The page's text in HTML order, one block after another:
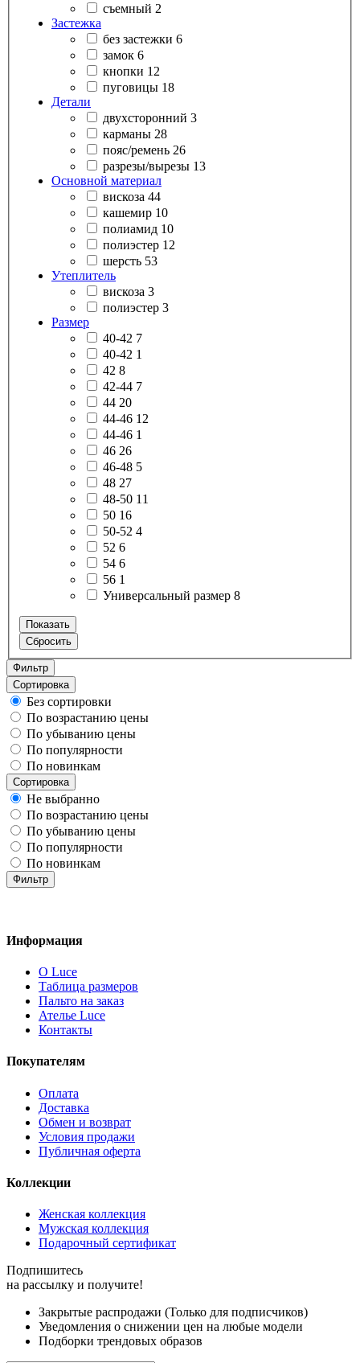
съемный 2
Застежка
без застежки 6
замок 6
кнопки 12
пуговицы 18
Детали
двухсторонний 3
карманы 28
пояс/ремень 26
разрезы/вырезы 13
Основной материал
вискоза 44
кашемир 10
полиамид 10
полиэстер 12
шерсть 53
Утеплитель
вискоза 3
полиэстер 3
Размер
40-42 7
40-42 1
42 8
42-44 7
44 20
44-46 12
44-46 1
46 26
46-48 5
48 27
48-50 11
50 16
50-52 4
52 6
54 6
56 1
Универсальный размер 8
Фильтр
Сортировка
Без сортировки
По возрастанию цены
По убыванию цены
По популярности
По новинкам
Сортировка
Не выбранно
По возрастанию цены
По убыванию цены
По популярности
По новинкам
Фильтр
Информация
О Luce
Таблица размеров
Пальто на заказ
Ателье Luce
Контакты
Покупателям
Оплата
Доставка
Обмен и возврат
Условия продажи
Публичная оферта
Коллекции
Женская коллекция
Мужская коллекция
Подарочный сертификат
Подпишитесь
на рассылку и получите!
Закрытые распродажи (Только для подписчиков)
Уведомления о снижении цен на любые модели
Подборки трендовых образов